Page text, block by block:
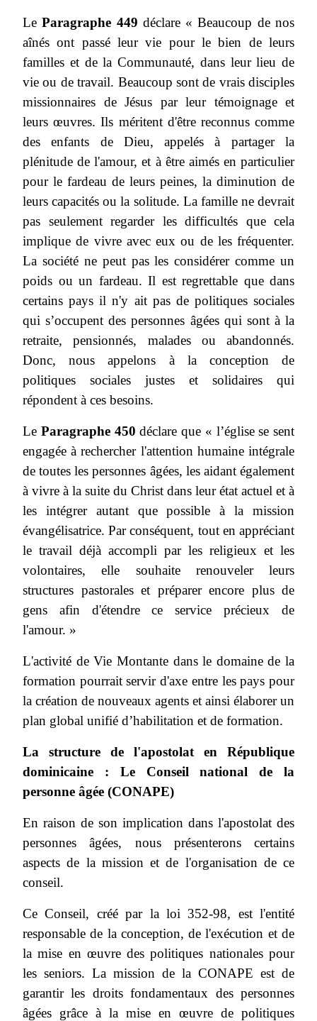
LeParagraphe 449 déclare « Beaucoup de nos
aînés ont passé leur vie pour le bien de leurs
familles et de la Communauté, dans leur lieu de
vie ou de travail. Beaucoup sont de vrais disciples
missionnaires de Jésus par leur témoignage et
leurs œuvres. Ils méritent d'être reconnus comme
des enfants de Dieu, appelés à partager la
plénitude de l'amour, et à être aimés en particulier
pour le fardeau de leurs peines, la diminution de
leurs capacités ou la solitude. La famille ne devrait
pas seulement regarder les difficultés que cela
implique de vivre avec eux ou de les fréquenter.
La société ne peut pas les considérer comme un
poids ou un fardeau. Il est regrettable que dans
certains pays il n'y ait pas de politiques sociales
qui s’occupent des personnes âgées qui sont à la
retraite, pensionnés, malades ou abandonnés.
Donc, nous appelons à la conception de
politiques sociales justes et solidaires qui
répondent à ces besoins.
Le Paragraphe 450déclare que « l’église se sent
engagée à rechercher l'attention humaine intégrale
de toutes les personnes âgées, les aidant également
à vivre à la suite du Christ dans leur état actuel et à
les intégrer autant que possible à la mission
évangélisatrice. Par conséquent, tout en appréciant
le travail déjà accompli par les religieux et les
volontaires, elle souhaite renouveler leurs
structures pastorales et préparer encore plus de
gens afin d'étendre ce service précieux de
l'amour. »
L'activité de Vie Montante dans le domaine de la
formation pourrait servir d'axe entre les pays pour
la création de nouveaux agents et ainsi élaborer un
plan global unifié d’habilitation et de formation.
La structure de l'apostolat en République
dominicaine : Le Conseil national de la
personne âgée (CONAPE)
En raison de son implication dans l'apostolat des
personnes âgées, nous présenterons certains
aspects de la mission et de l'organisation de ce
conseil.
Ce Conseil, créé par la loi 352-98, est l'entité
responsable de la conception, de l'exécution et de
la mise en œuvre des politiques nationales pour
les seniors. La mission de la CONAPE est de
garantir les droits fondamentaux des personnes
âgées grâce à la mise en œuvre de politiques